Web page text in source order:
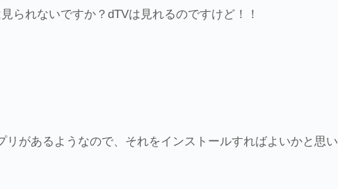
られないですか？dTVは見れるのですけど！！
リがあるようなので、それをインストールすればよいかと思い